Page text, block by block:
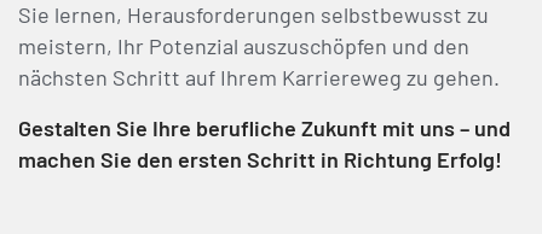
Sie lernen, Herausforderungen selbstbewusst zu
meistern, Ihr Potenzial auszuschöpfen und den
nächsten Schritt auf Ihrem Karriereweg zu gehen.
Gestalten Sie Ihre berufliche Zukunft mit uns – und
machen Sie den ersten Schritt in Richtung Erfolg!